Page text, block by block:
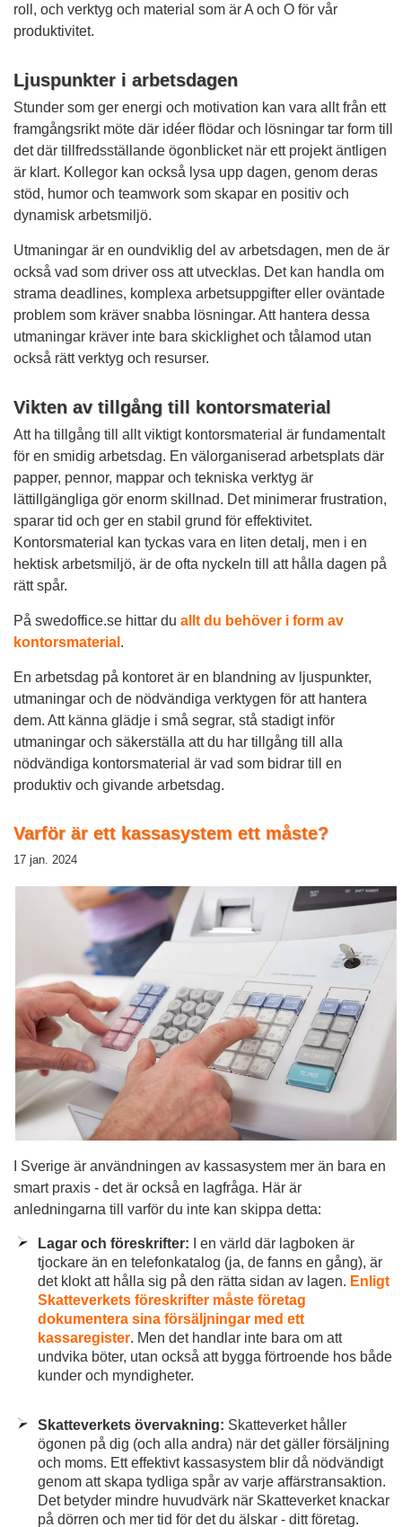
roll, och verktyg och material som är A och O för vår
produktivitet.
Ljuspunkter i arbetsdagen
Stunder som ger energi och motivation kan vara allt från ett
framgångsrikt möte där idéer flödar och lösningar tar form till
det där tillfredsställande ögonblicket när ett projekt äntligen
är klart. Kollegor kan också lysa upp dagen, genom deras
stöd, humor och teamwork som skapar en positiv och
dynamisk arbetsmiljö.
Utmaningar är en oundviklig del av arbetsdagen, men de är
också vad som driver oss att utvecklas. Det kan handla om
strama deadlines, komplexa arbetsuppgifter eller oväntade
problem som kräver snabba lösningar. Att hantera dessa
utmaningar kräver inte bara skicklighet och tålamod utan
också rätt verktyg och resurser.
Vikten av tillgång till kontorsmaterial
Att ha tillgång till allt viktigt kontorsmaterial är fundamentalt
för en smidig arbetsdag. En välorganiserad arbetsplats där
papper, pennor, mappar och tekniska verktyg är
lättillgängliga gör enorm skillnad. Det minimerar frustration,
sparar tid och ger en stabil grund för effektivitet.
Kontorsmaterial kan tyckas vara en liten detalj, men i en
hektisk arbetsmiljö, är de ofta nyckeln till att hålla dagen på
rätt spår.
På swedoffice.se hittar du allt du behöver i form av
kontorsmaterial .
En arbetsdag på kontoret är en blandning av ljuspunkter,
utmaningar och de nödvändiga verktygen för att hantera
dem. Att känna glädje i små segrar, stå stadigt inför
utmaningar och säkerställa att du har tillgång till alla
nödvändiga kontorsmaterial är vad som bidrar till en
produktiv och givande arbetsdag.
Varför är ett kassasystem ett måste?
17 jan. 2024
I Sverige är användningen av kassasystem mer än bara en
smart praxis - det är också en lagfråga. Här är
anledningarna till varför du inte kan skippa detta:
Lagar och föreskrifter: I en värld där lagboken är
tjockare än en telefonkatalog (ja, de fanns en gång), är
det klokt att hålla sig på den rätta sidan av lagen. Enligt
Skatteverkets föreskrifter måste företag
dokumentera sina försäljningar med ett
kassaregister. Men det handlar inte bara om att
undvika böter, utan också att bygga förtroende hos både
kunder och myndigheter.
Skatteverkets övervakning: Skatteverket håller
ögonen på dig (och alla andra) när det gäller försäljning
och moms. Ett effektivt kassasystem blir då nödvändigt
genom att skapa tydliga spår av varje affärstransaktion.
Det betyder mindre huvudvärk när Skatteverket knackar
på dörren och mer tid för det du älskar - ditt företag.